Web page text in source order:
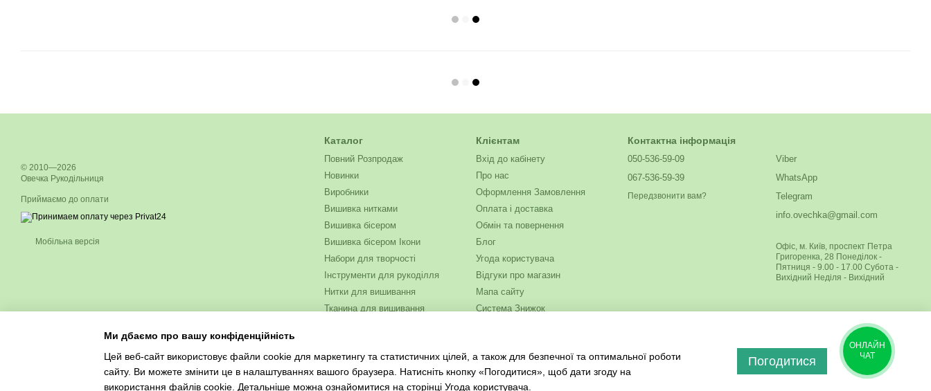
© 2010—2026
Овечка Рукодільниця
Приймаємо до оплати
Мобільна версія
Каталог
Повний Розпродаж
Новинки
Виробники
Вишивка нитками
Вишивка бісером
Вишивка бісером Ікони
Набори для творчості
Інструменти для рукоділля
Нитки для вишивання
Тканина для вишивання
Журнали для рукоділля
Клієнтам
Вхід до кабінету
Про нас
Оформлення Замовлення
Оплата і доставка
Обмін та повернення
Блог
Угода користувача
Відгуки про магазин
Мапа сайту
Система Знижок
Контактна інформація
050-536-59-09
067-536-59-39
Передзвонити вам?
Viber
WhatsApp
Telegram
info.ovechka@gmail.com
Офіс, м. Київ, проспект Петра
Григоренка, 28 Понеділок -
Пятниця - 9.00 - 17.00 Субота -
Вихідний Неділя - Вихідний
Ми дбаємо про вашу конфіденційність
Цей веб-сайт використовує файли cookie для маркетингу та статистичних цілей, а також для безпечної та оптимальної роботи
сайту. Ви можете змінити це в налаштуваннях вашого браузера. Натисніть кнопку «Погодитися», щоб дати згоду на
використання файлів cookie. Детальніше можна ознайомитися на сторінці Угода користувача
Погодитися
ОНЛАЙН
ЧАТ